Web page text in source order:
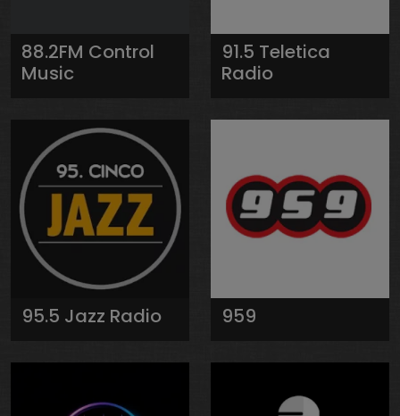
88.2FM Control
Music
91.5 Teletica
Radio
95.5 Jazz Radio 959